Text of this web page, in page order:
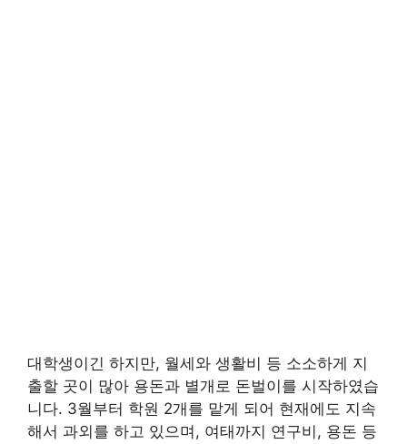
대학생이긴 하지만, 월세와 생활비 등 소소하게 지
출할 곳이 많아 용돈과 별개로 돈벌이를 시작하였습
니다. 3월부터 학원 2개를 맡게 되어 현재에도 지속
해서 과외를 하고 있으며, 여태까지 연구비, 용돈 등